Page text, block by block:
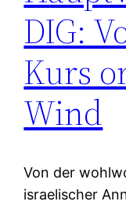
DIG:
Kurs
Wind
Von der
israelischer